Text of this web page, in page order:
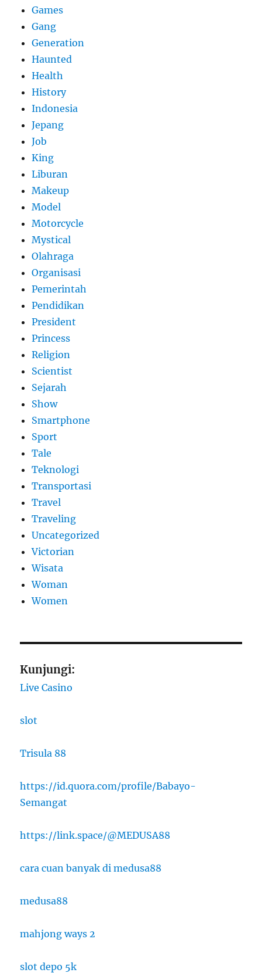
Games
Gang
Generation
Haunted
Health
History
Indonesia
Jepang
Job
King
Liburan
Makeup
Model
Motorcycle
Mystical
Olahraga
Organisasi
Pemerintah
Pendidikan
President
Princess
Religion
Scientist
Sejarah
Show
Smartphone
Sport
Tale
Teknologi
Transportasi
Travel
Traveling
Uncategorized
Victorian
Wisata
Woman
Women
Kunjungi:
Live Casino
slot
Trisula 88
https://id.quora.com/profile/Babayo-
Semangat
https://link.space/@MEDUSA88
cara cuan banyak di medusa88
medusa88
mahjong ways 2
slot depo 5k